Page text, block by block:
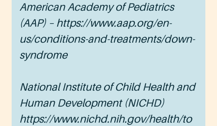
American Academy of Pediatrics
(AAP) – https://www.aap.org/en-
us/conditions-and-treatments/down-
syndrome
National Institute of Child Health and
Human Development (NICHD)
https://www.nichd.nih.gov/health/to